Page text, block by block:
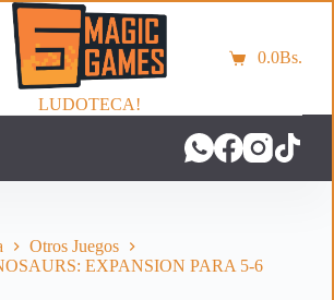
LUDOTECA!
Carro0.0Bs.
Otros Juegos
EXPANSION PARA 5-6